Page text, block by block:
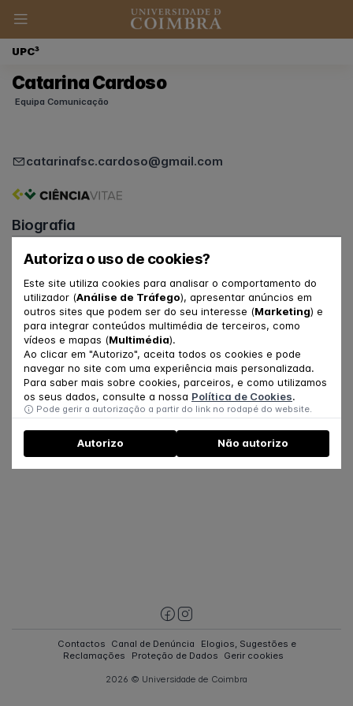
Autoriza o uso de cookies?
Este site utiliza cookies para analisar o comportamento do
utilizador (Análise de Tráfego), apresentar anúncios em
outros sites que podem ser do seu interesse (Marketing) e
para integrar conteúdos multimédia de terceiros, como
vídeos e mapas (Multimédia).
Ao clicar em "Autorizo", aceita todos os cookies e pode
navegar no site com uma experiência mais personalizada.
Para saber mais sobre cookies, parceiros, e como utilizamos
os seus dados, consulte a nossa Política de Cookies.
Pode gerir a autorização a partir do link no rodapé do website.
Autorizo Não autorizo
UPC³
Catarina Cardoso
Equipa Comunicação
catarinafsc.cardoso@gmail.com
Biografia
Funções na UpC3
Membro da Equipa de Acolhimento ao Utente
Ligação à FPCE-UC e ao CINEICC
Estudante de Doutoramento
2026 © Universidade de Coimbra
Contactos Canal de Denúncia
Elogios, Sugestões e
Reclamações
Proteção de Dados Gerir cookies